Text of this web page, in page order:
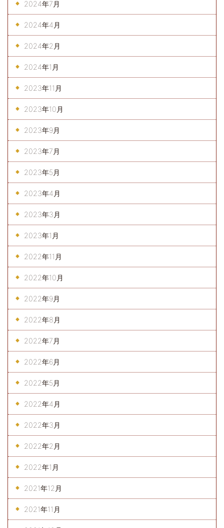
2024年7月
2024年4月
2024年2月
2024年1月
2023年11月
2023年10月
2023年9月
2023年7月
2023年5月
2023年4月
2023年3月
2023年1月
2022年11月
2022年10月
2022年9月
2022年8月
2022年7月
2022年6月
2022年5月
2022年4月
2022年3月
2022年2月
2022年1月
2021年12月
2021年11月